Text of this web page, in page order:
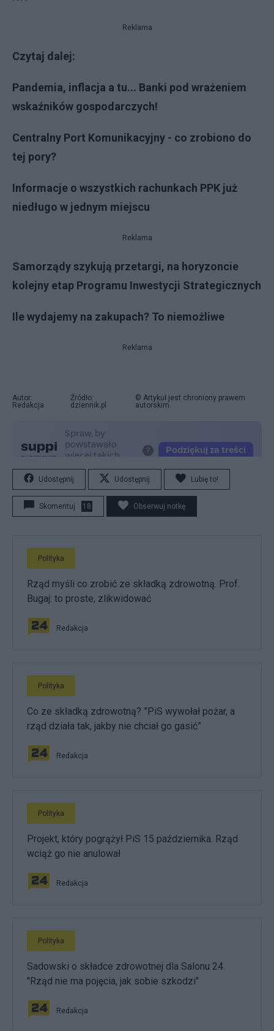
Reklama
Czytaj dalej:
Pandemia, inflacja a tu... Banki pod wrażeniem
wskaźników gospodarczych!
Centralny Port Komunikacyjny - co zrobiono do
tej pory?
Informacje o wszystkich rachunkach PPK już
niedługo w jednym miejscu
Reklama
Samorządy szykują przetargi, na horyzoncie
kolejny etap Programu Inwestycji Strategicznych
Ile wydajemy na zakupach? To niemożliwe
Reklama
Autor:
Redakcja
Źródło:
dziennik.pl
© Artykuł jest chroniony prawem
autorskim.
Udostępnij Udostępnij Lubię to!
Skomentuj 18 Obserwuj notkę
Polityka
Rząd myśli co zrobić ze składką zdrowotną. Prof.
Bugaj: to proste, zlikwidować
Redakcja
Polityka
Co ze składką zdrowotną? ”PiS wywołał pożar, a
rząd działa tak, jakby nie chciał go gasić”
Redakcja
Polityka
Projekt, który pogrążył PiS 15 października. Rząd
wciąż go nie anulował
Redakcja
Polityka
Sadowski o składce zdrowotnej dla Salonu 24.
"Rząd nie ma pojęcia, jak sobie szkodzi"
Redakcja